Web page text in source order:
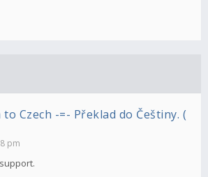
Czech -=- Překlad do Češtiny. (
pm